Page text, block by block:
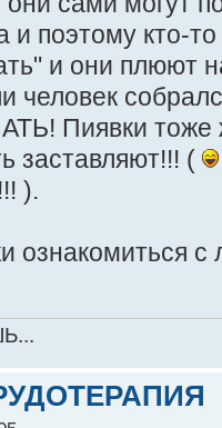
и поэтому кто-
и они плюют
человек
Пиявки тоже
заставляют!!! (
).
ознакомиться с